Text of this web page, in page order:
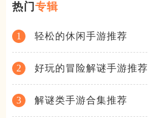
热门 专辑
1 轻松的休闲手游推荐
2 好玩的冒险解谜手游推荐
3 解谜类手游合集推荐